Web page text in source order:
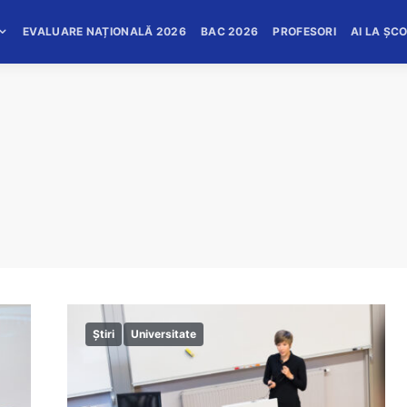
EVALUARE NAȚIONALĂ 2026 BAC 2026 PROFESORI AI LA
Știri Universitate